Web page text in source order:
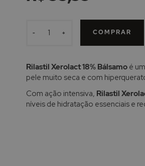
- + COMPRAR
Rilastil Xerolact 18% Bálsamo é
pele muito seca e com
Com ação intensiva, Rilastil
níveis de hidratação essenciais e